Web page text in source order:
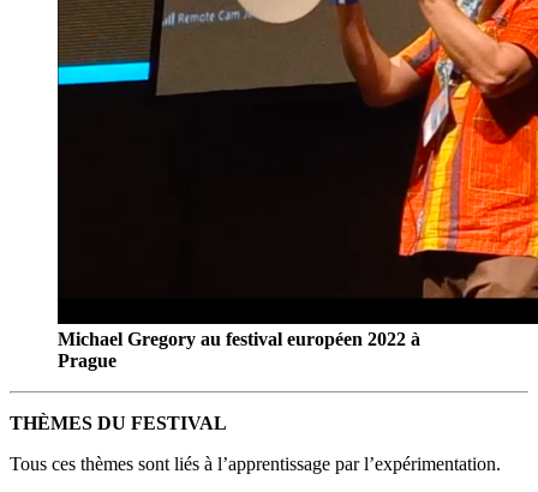
Michael Gregory au festival européen 2022 à
Prague
THÈMES DU FESTIVAL
Tous ces thèmes sont liés à l’apprentissage par l’expérimentation.